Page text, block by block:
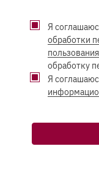
Я
обработки
обработку
Я